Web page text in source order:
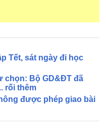
Tết, sát ngày đi học
chọn: Bộ GD&ĐT đã
rối thêm
được phép giao bài